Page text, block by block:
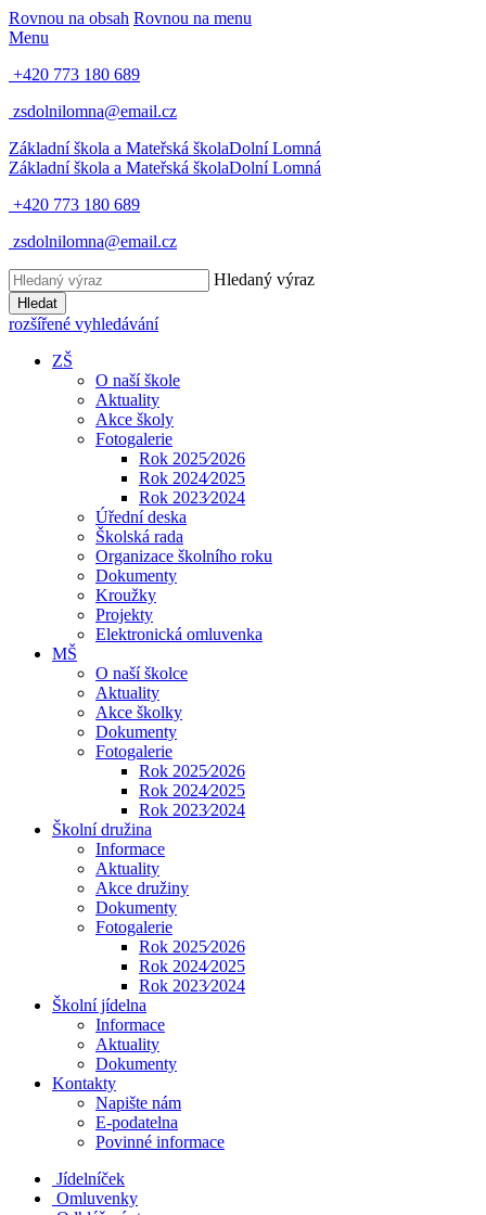
Rovnou na obsah Rovnou na menu
Menu
+420 773 180 689
zsdolnilomna@email.cz
Základní škola a Mateřská školaDolní Lomná
Základní škola a Mateřská školaDolní Lomná
+420 773 180 689
zsdolnilomna@email.cz
Hledaný výraz
Hledat
rozšířené vyhledávání
ZŠ
O naší škole
Aktuality
Akce školy
Fotogalerie
Rok 2025⁄2026
Rok 2024⁄2025
Rok 2023⁄2024
Úřední deska
Školská rada
Organizace školního roku
Dokumenty
Kroužky
Projekty
Elektronická omluvenka
MŠ
O naší školce
Aktuality
Akce školky
Dokumenty
Fotogalerie
Rok 2025⁄2026
Rok 2024⁄2025
Rok 2023⁄2024
Školní družina
Informace
Aktuality
Akce družiny
Dokumenty
Fotogalerie
Rok 2025⁄2026
Rok 2024⁄2025
Rok 2023⁄2024
Školní jídelna
Informace
Aktuality
Dokumenty
Kontakty
Napište nám
E-podatelna
Povinné informace
Jídelníček
Omluvenky